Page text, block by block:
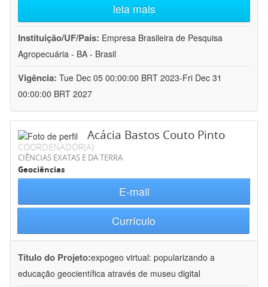
leia mais
Instituição/UF/País: Empresa Brasileira de Pesquisa
Agropecuária - BA - Brasil
Vigência: Tue Dec 05 00:00:00 BRT 2023-Fri Dec 31
00:00:00 BRT 2027
Acácia Bastos Couto Pinto
COORDENADOR(A)
CIÊNCIAS EXATAS E DA TERRA
Geociências
E-mail
Currículo
Título do Projeto:expogeo virtual: popularizando a
educação geocientífica através de museu digital